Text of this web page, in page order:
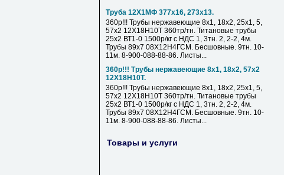
Труба 12Х1МФ 377х16, 273х13.
360р!!! Трубы нержавеющие 8х1, 18х2, 25х1, 5,
57х2 12Х18Н10Т 360тр/тн. Титановые трубы
25х2 ВТ1-0 1500р/кг с НДС 1, 3тн. 2, 2-2, 4м.
Трубы 89х7 08Х12Н4ГСМ. Бесшовные. 9тн. 10-
11м. 8-900-088-88-86. Листы...
360р!!! Трубы нержавеющие 8х1, 18х2, 57х2
12Х18Н10Т.
360р!!! Трубы нержавеющие 8х1, 18х2, 25х1, 5,
57х2 12Х18Н10Т 360тр/тн. Титановые трубы
25х2 ВТ1-0 1500р/кг с НДС 1, 3тн. 2, 2-2, 4м.
Трубы 89х7 08Х12Н4ГСМ. Бесшовные. 9тн. 10-
11м. 8-900-088-88-86. Листы...
Товары и услуги